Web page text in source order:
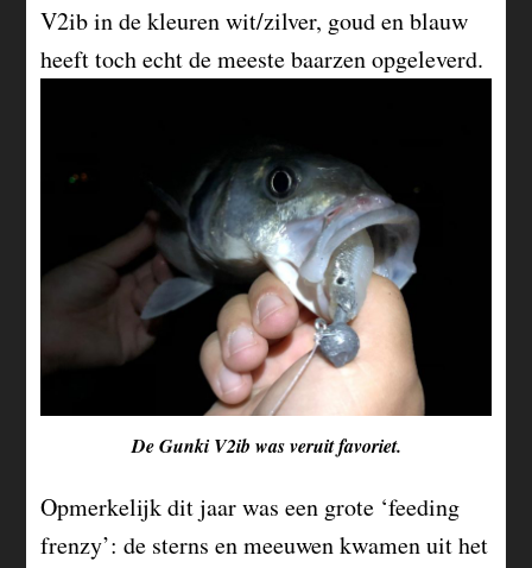
V2ib in de kleuren wit/zilver, goud en blauw
heeft toch echt de meeste baarzen opgeleverd.
De Gunki V2ib was veruit favoriet.
Opmerkelijk dit jaar was een grote ‘feeding
frenzy’: de sterns en meeuwen kwamen uit het